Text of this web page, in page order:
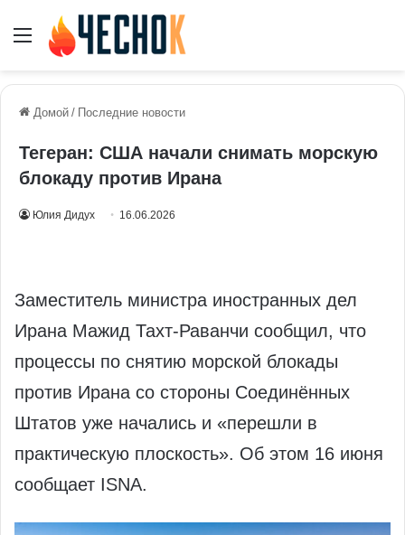
Меню
Домой / Последние новости
Тегеран: США начали снимать морскую
блокаду против Ирана
Юлия Дидух 16.06.2026
Заместитель министра иностранных дел
Ирана Мажид Тахт-Раванчи сообщил, что
процессы по снятию морской блокады
против Ирана со стороны Соединённых
Штатов уже начались и «перешли в
практическую плоскость». Об этом 16 июня
сообщает ISNA.